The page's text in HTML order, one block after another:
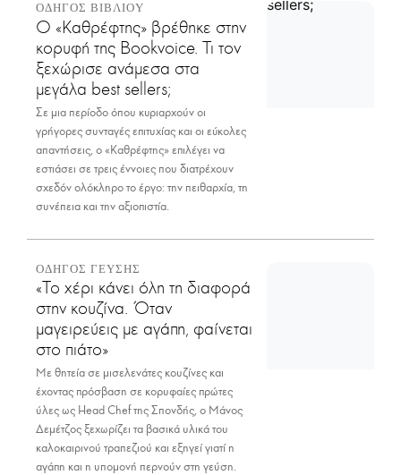
ΟΔΗΓΟΣ ΒΙΒΛΙΟΥ
Ο «Καθρέφτης» βρέθηκε στην
κορυφή της Bookvoice. Τι τον
ξεχώρισε ανάμεσα στα
μεγάλα best sellers;
Σε μια περίοδο όπου κυριαρχούν οι
γρήγορες συνταγές επιτυχίας και οι εύκολες
απαντήσεις, ο «Καθρέφτης» επιλέγει να
εστιάσει σε τρεις έννοιες που διατρέχουν
σχεδόν ολόκληρο το έργο: την πειθαρχία, τη
συνέπεια και την αξιοπιστία.
ΟΔΗΓΟΣ ΓΕΥΣΗΣ
«Το χέρι κάνει όλη τη διαφορά
στην κουζίνα. Όταν
μαγειρεύεις με αγάπη, φαίνεται
στο πιάτο»
Με θητεία σε μισελενάτες κουζίνες και
έχοντας πρόσβαση σε κορυφαίες πρώτες
ύλες ως Head Chef της Σπονδής, ο Μάνος
Δεμέτζος ξεχωρίζει τα βασικά υλικά του
καλοκαιρινού τραπεζιού και εξηγεί γιατί η
αγάπη και η υπομονή περνούν στη γεύση.